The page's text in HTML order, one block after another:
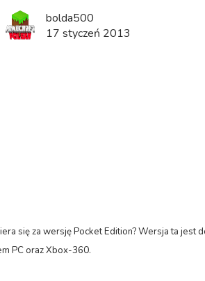
bolda500
17 styczeń 2013
się za wersję Pocket Edition? Wersja ta jest
PC oraz Xbox-360.